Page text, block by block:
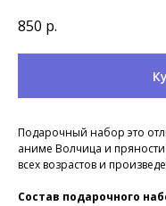
850 р.
Подарочный набор это
аниме Волчица и
всех возрастов и
Состав подарочного